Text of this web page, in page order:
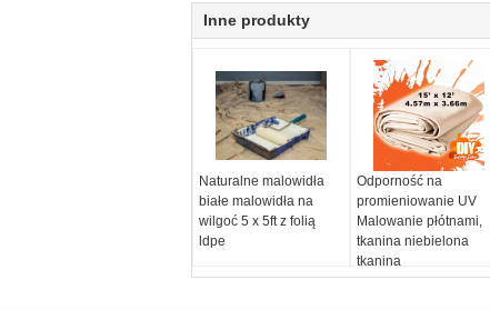
Inne produkty
Naturalne malowidła
białe malowidła na
wilgoć 5 x 5ft z folią
ldpe
Odporność na
promieniowanie UV
Malowanie płótnami,
tkanina niebielona
tkanina